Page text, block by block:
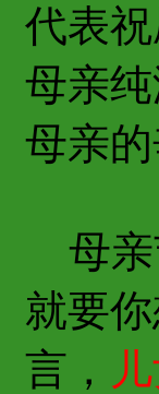
代表
母亲
母亲的
母亲
就要
言，